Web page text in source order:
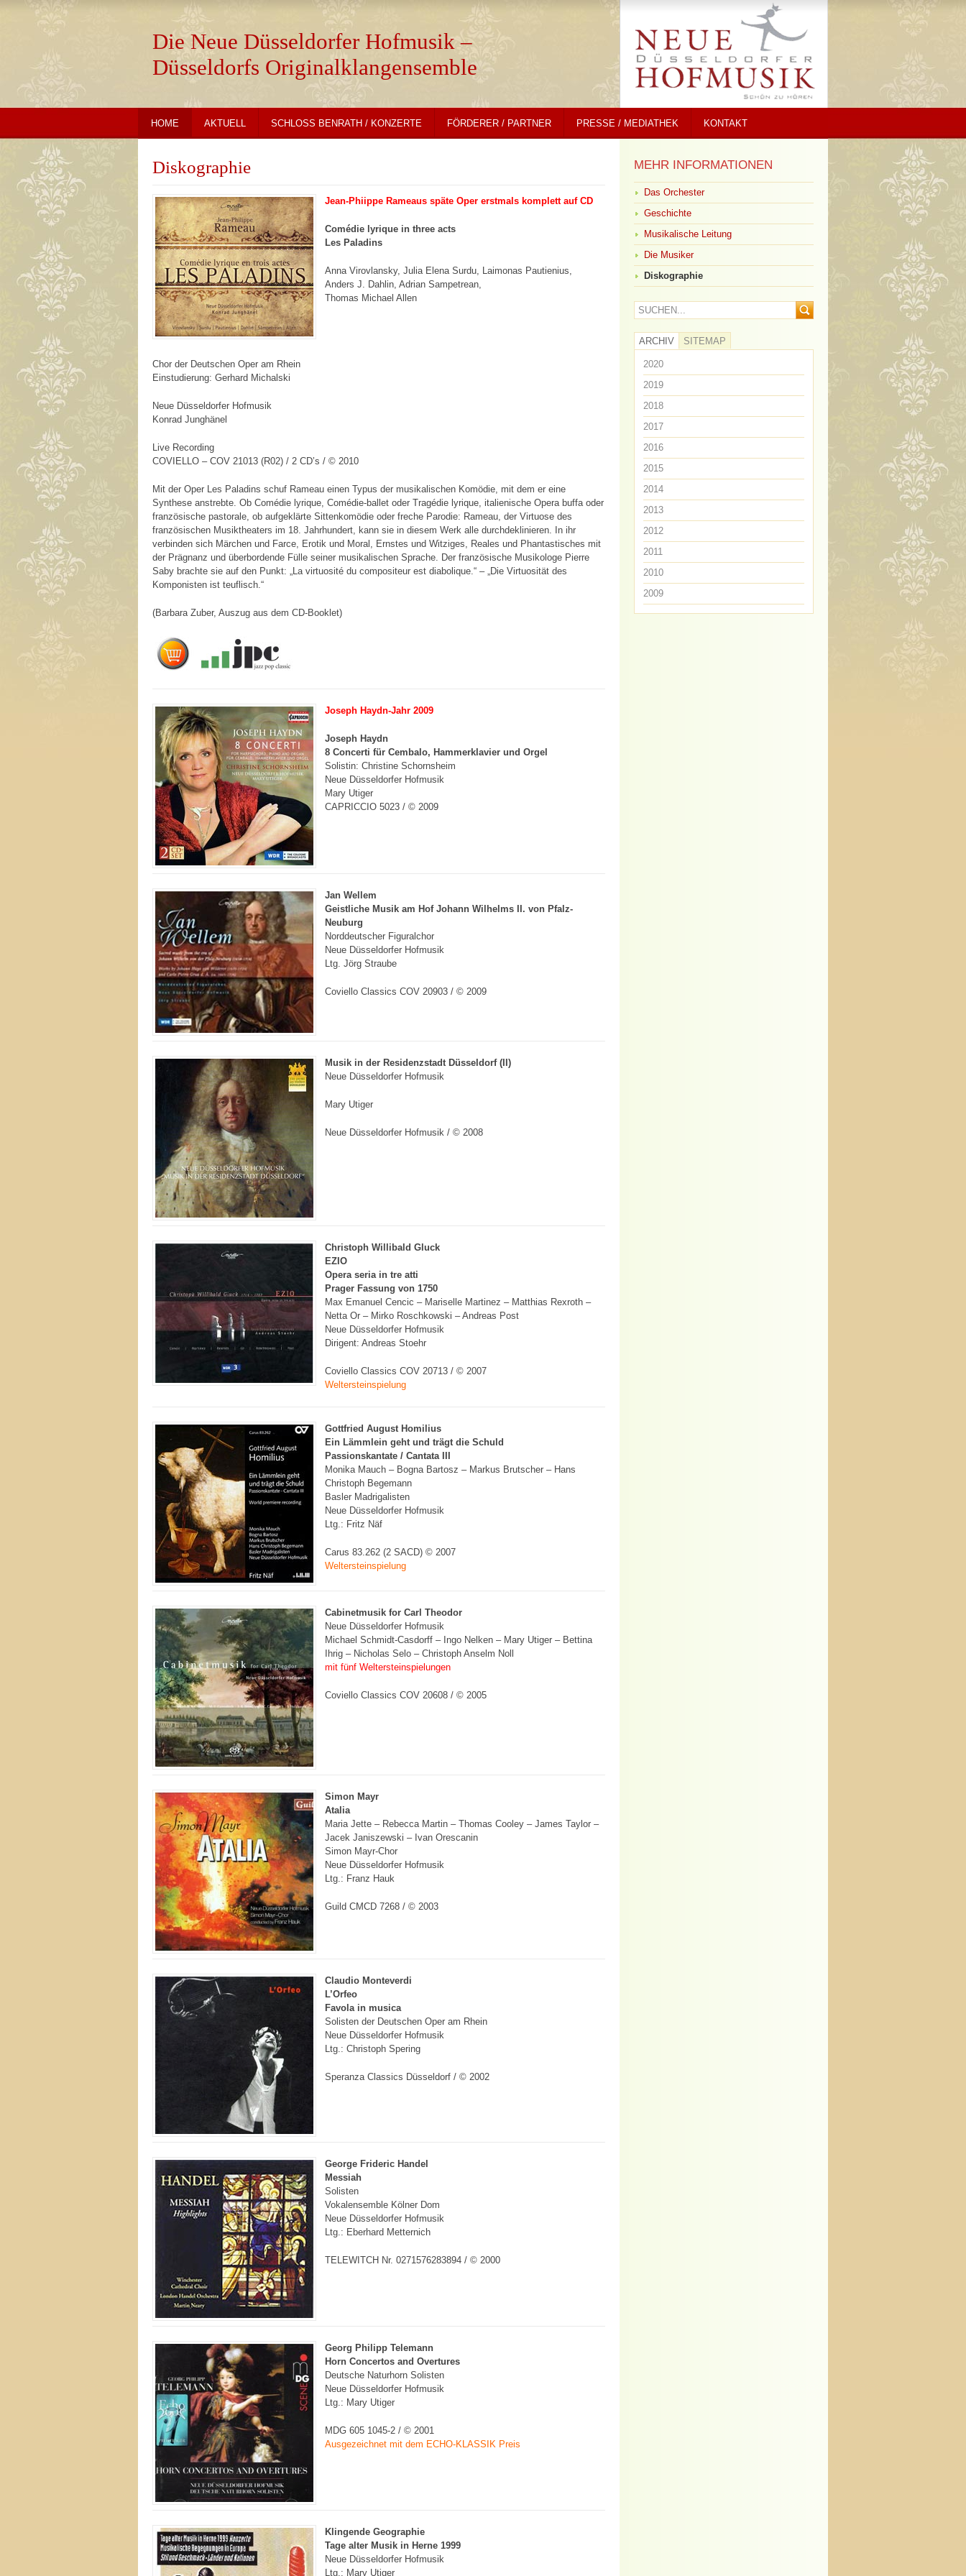
Die Neue Düsseldorfer Hofmusik –
Düsseldorfs Originalklangensemble
HOME AKTUELL SCHLOSS BENRATH / KONZERTE FÖRDERER / PARTNER PRESSE / MEDIATHEK KONTAKT
Diskographie
Jean-Phiippe Rameaus späte Oper erstmals komplett auf CD
Comédie lyrique in three acts
Les Paladins
Anna Virovlansky, Julia Elena Surdu, Laimonas Pautienius,
Anders J. Dahlin, Adrian Sampetrean,
Thomas Michael Allen
Chor der Deutschen Oper am Rhein
Einstudierung: Gerhard Michalski
Neue Düsseldorfer Hofmusik
Konrad Junghänel
Live Recording
COVIELLO – COV 21013 (R02) / 2 CD’s / © 2010
Mit der Oper Les Paladins schuf Rameau einen Typus der musikalischen Komödie, mit dem er eine
Synthese anstrebte. Ob Comédie lyrique, Comédie-ballet oder Tragédie lyrique, italienische Opera buffa oder
französische pastorale, ob aufgeklärte Sittenkomödie oder freche Parodie: Rameau, der Virtuose des
französischen Musiktheaters im 18. Jahrhundert, kann sie in diesem Werk alle durchdeklinieren. In ihr
verbinden sich Märchen und Farce, Erotik und Moral, Ernstes und Witziges, Reales und Phantastisches mit
der Prägnanz und überbordende Fülle seiner musikalischen Sprache. Der französische Musikologe Pierre
Saby brachte sie auf den Punkt: „La virtuosité du compositeur est diabolique.“ – „Die Virtuosität des
Komponisten ist teuflisch.“
(Barbara Zuber, Auszug aus dem CD-Booklet)
Joseph Haydn-Jahr 2009
Joseph Haydn
8 Concerti für Cembalo, Hammerklavier und Orgel
Solistin: Christine Schornsheim
Neue Düsseldorfer Hofmusik
Mary Utiger
CAPRICCIO 5023 / © 2009
Jan Wellem
Geistliche Musik am Hof Johann Wilhelms II. von Pfalz-
Neuburg
Norddeutscher Figuralchor
Neue Düsseldorfer Hofmusik
Ltg. Jörg Straube
Coviello Classics COV 20903 / © 2009
Musik in der Residenzstadt Düsseldorf (II)
Neue Düsseldorfer Hofmusik
Mary Utiger
Neue Düsseldorfer Hofmusik / © 2008
Christoph Willibald Gluck
EZIO
Opera seria in tre atti
Prager Fassung von 1750
Max Emanuel Cencic – Mariselle Martinez – Matthias Rexroth –
Netta Or – Mirko Roschkowski – Andreas Post
Neue Düsseldorfer Hofmusik
Dirigent: Andreas Stoehr
Coviello Classics COV 20713 / © 2007
Weltersteinspielung
Gottfried August Homilius
Ein Lämmlein geht und trägt die Schuld
Passionskantate / Cantata III
Monika Mauch – Bogna Bartosz – Markus Brutscher – Hans
Christoph Begemann
Basler Madrigalisten
Neue Düsseldorfer Hofmusik
Ltg.: Fritz Näf
Carus 83.262 (2 SACD) © 2007
Weltersteinspielung
Cabinetmusik for Carl Theodor
Neue Düsseldorfer Hofmusik
Michael Schmidt-Casdorff – Ingo Nelken – Mary Utiger – Bettina
Ihrig – Nicholas Selo – Christoph Anselm Noll
mit fünf Weltersteinspielungen
Coviello Classics COV 20608 / © 2005
Simon Mayr
Atalia
Maria Jette – Rebecca Martin – Thomas Cooley – James Taylor –
Jacek Janiszewski – Ivan Orescanin
Simon Mayr-Chor
Neue Düsseldorfer Hofmusik
Ltg.: Franz Hauk
Guild CMCD 7268 / © 2003
Claudio Monteverdi
L’Orfeo
Favola in musica
Solisten der Deutschen Oper am Rhein
Neue Düsseldorfer Hofmusik
Ltg.: Christoph Spering
Speranza Classics Düsseldorf / © 2002
George Frideric Handel
Messiah
Solisten
Vokalensemble Kölner Dom
Neue Düsseldorfer Hofmusik
Ltg.: Eberhard Metternich
TELEWITCH Nr. 0271576283894 / © 2000
Georg Philipp Telemann
Horn Concertos and Overtures
Deutsche Naturhorn Solisten
Neue Düsseldorfer Hofmusik
Ltg.: Mary Utiger
MDG 605 1045-2 / © 2001
Ausgezeichnet mit dem ECHO-KLASSIK Preis
Klingende Geographie
Tage alter Musik in Herne 1999
Neue Düsseldorfer Hofmusik
Ltg.: Mary Utiger
MEHR INFORMATIONEN
Das Orchester
Geschichte
Musikalische Leitung
Die Musiker
Diskographie
SUCHEN...
ARCHIV SITEMAP
2020
2019
2018
2017
2016
2015
2014
2013
2012
2011
2010
2009